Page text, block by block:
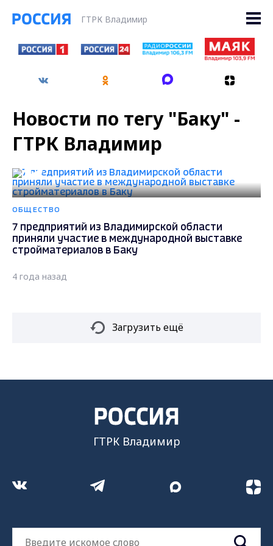
ГТРК Владимир
Новости по тегу "Баку" -
ГТРК Владимир
ОБЩЕСТВО
7 предприятий из Владимирской области
приняли участие в международной выставке
стройматериалов в Баку
4 года назад
Загрузить ещё
ГТРК Владимир